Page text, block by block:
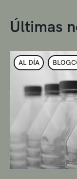
Últimas
AL DÍA